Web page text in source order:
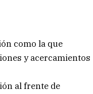
como la que
y acercamientos
al frente de